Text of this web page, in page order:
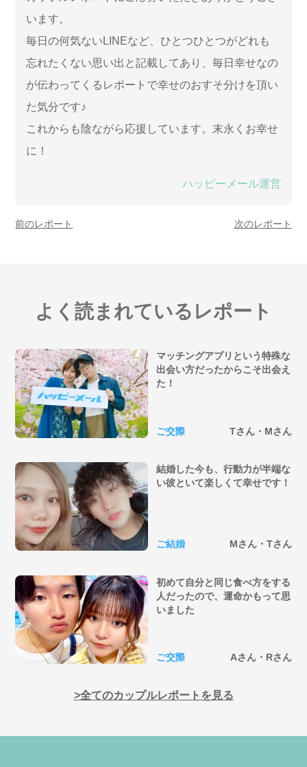
います。
毎日の何気ないLINEなど、ひとつひとつがどれも
忘れたくない思い出と記載してあり、毎日幸せなの
が伝わってくるレポートで幸せのおすそ分けを頂い
た気分です♪
これからも陰ながら応援しています。末永くお幸せ
に！
ハッピーメール運営
前のレポート 次のレポート
よく読まれているレポート
ご交際 Tさん・Mさん
マッチングアプリという特殊な
出会い方だったからこそ出会え
た！
ご結婚 Mさん・Tさん
結婚した今も、行動力が半端な
い彼といて楽しくて幸せです！
ご交際 Aさん・Rさん
初めて自分と同じ食べ方をする
人だったので、運命かもって思
いました
全てのカップルレポートを見る